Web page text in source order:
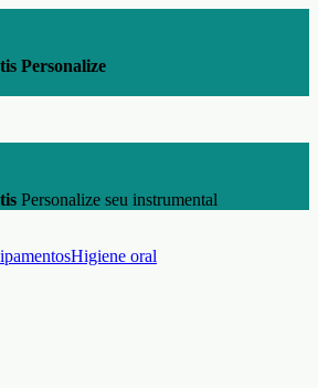
Personalize
Personalize seu instrumental
Higiene oral